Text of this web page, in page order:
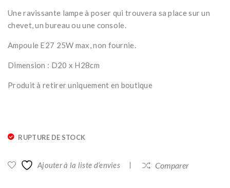
nt
our
Une ravissante lampe à poser qui trouvera sa place sur un
chevet, un bureau ou une console.
Ampoule E27 25W max, non fournie.
Dimension : D20 x H28cm
Produit à retirer uniquement en boutique
RUPTURE DE STOCK
Ajouter à la liste d’envies Comparer